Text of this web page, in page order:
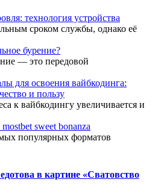
технология устройства
сроком службы, однако её
бурение?
— это передовой
для освоения вайбкодинга:
и пользу
к вайбкодингу увеличивается и
sweet bonanza
популярных форматов
в картине «Сватовство